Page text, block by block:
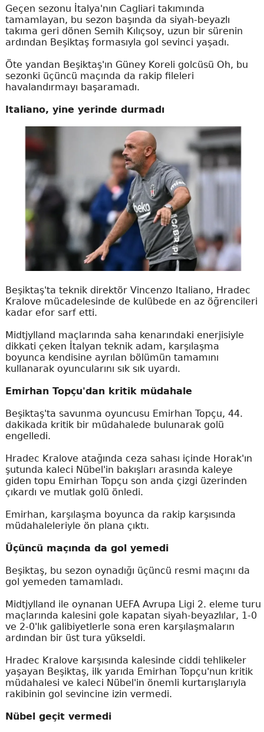
Geçen sezonu İtalya'nın Cagliari takımında
tamamlayan, bu sezon başında da siyah-beyazlı
takıma geri dönen Semih Kılıçsoy, uzun bir sürenin
ardından Beşiktaş formasıyla gol sevinci yaşadı.
Öte yandan Beşiktaş'ın Güney Koreli golcüsü Oh, bu
sezonki üçüncü maçında da rakip fileleri
havalandırmayı başaramadı.
Italiano, yine yerinde durmadı
Beşiktaş'ta teknik direktör Vincenzo Italiano, Hradec
Kralove mücadelesinde de kulübede en az öğrencileri
kadar efor sarf etti.
Midtjylland maçlarında saha kenarındaki enerjisiyle
dikkati çeken İtalyan teknik adam, karşılaşma
boyunca kendisine ayrılan bölümün tamamını
kullanarak oyuncularını sık sık uyardı.
Emirhan Topçu'dan kritik müdahale
Beşiktaş'ta savunma oyuncusu Emirhan Topçu, 44.
dakikada kritik bir müdahalede bulunarak golü
engelledi.
Hradec Kralove atağında ceza sahası içinde Horak'ın
şutunda kaleci Nübel'in bakışları arasında kaleye
giden topu Emirhan Topçu son anda çizgi üzerinden
çıkardı ve mutlak golü önledi.
Emirhan, karşılaşma boyunca da rakip karşısında
müdahaleleriyle ön plana çıktı.
Üçüncü maçında da gol yemedi
Beşiktaş, bu sezon oynadığı üçüncü resmi maçını da
gol yemeden tamamladı.
Midtjylland ile oynanan UEFA Avrupa Ligi 2. eleme turu
maçlarında kalesini gole kapatan siyah-beyazlılar, 1-0
ve 2-0'lık galibiyetlerle sona eren karşılaşmaların
ardından bir üst tura yükseldi.
Hradec Kralove karşısında kalesinde ciddi tehlikeler
yaşayan Beşiktaş, ilk yarıda Emirhan Topçu'nun kritik
müdahalesi ve kaleci Nübel'in önemli kurtarışlarıyla
rakibinin gol sevincine izin vermedi.
Nübel geçit vermedi